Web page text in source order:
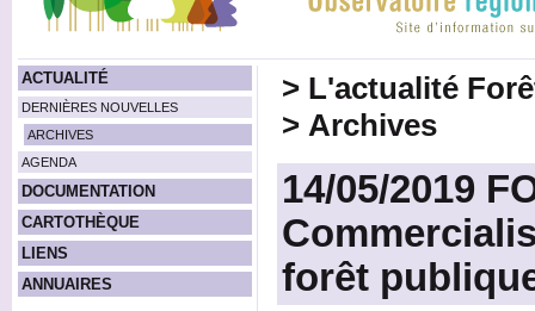
ACTUALITÉ
DERNIÈRES NOUVELLES
ARCHIVES
AGENDA
DOCUMENTATION
CARTOTHÈQUE
LIENS
ANNUAIRES
> L'actualité
> Archives
14/05/2019
forêt